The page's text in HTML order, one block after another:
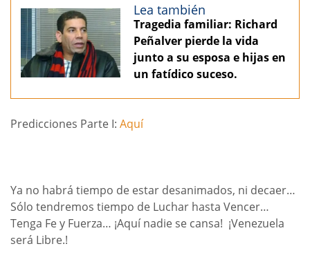
Lea también
Tragedia familiar: Richard
Peñalver pierde la vida
junto a su esposa e hijas en
un fatídico suceso.
Predicciones Parte I: Aquí
Ya no habrá tiempo de estar desanimados, ni decaer…
Sólo tendremos tiempo de Luchar hasta Vencer…
Tenga Fe y Fuerza… ¡Aquí nadie se cansa! ¡Venezuela
será Libre.!